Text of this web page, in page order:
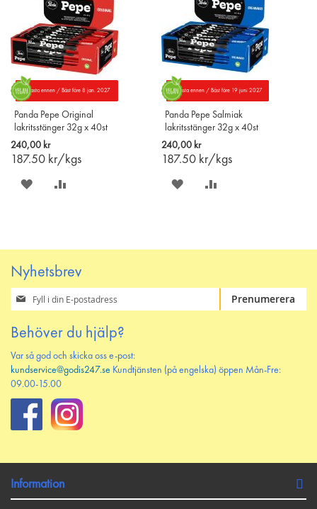
Parasta ennen / Bäst före 8 jan. 2027
Panda Pepe Original
lakritsstänger 32g x 40st
240,00 kr
187.50 kr/kgs
SPARA
Parasta ennen / Bäst före 19 juni 2027
Panda Pepe Salmiak
lakritsstänger 32g x 40st
240,00 kr
187.50 kr/kgs
SPARA
Nyhetsbrev
Prenumerera
på
nyhetsbrev
Prenumerera
Behöver du hjälp?
Var så god och skicka oss e-post:
kundservice@godis247.se Kundtjänsten (på engelska) öppen Mån-Fre:
09.00-15.00
Information